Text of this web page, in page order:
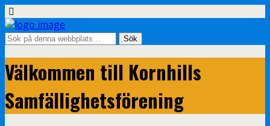
Välkommen till Kornhills
Samfällighetsförening